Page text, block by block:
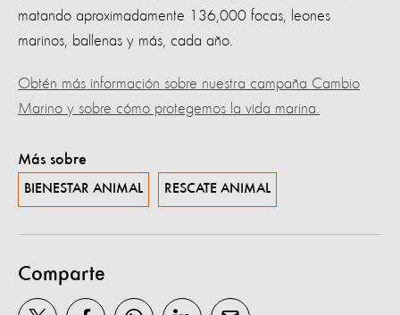
matando aproximadamente 136,000 focas, leones
marinos, ballenas y más, cada año.
Obtén más información sobre nuestra campaña Cambio
Marino y sobre cómo protegemos la vida marina.
Más sobre
BIENESTAR ANIMAL RESCATE ANIMAL
Comparte